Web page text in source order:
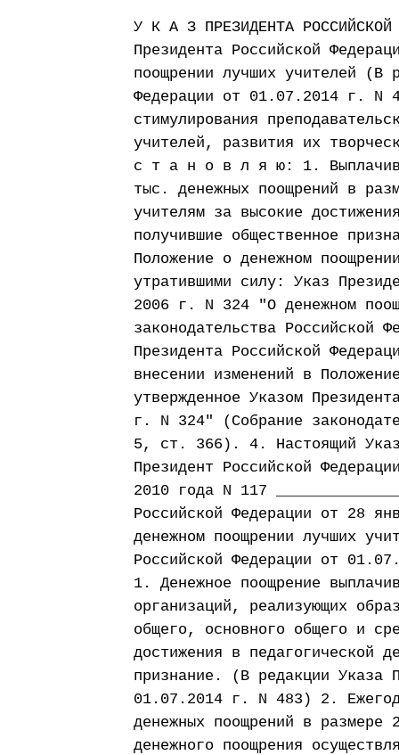
У К А З ПРЕЗИДЕНТА
Президента Российской
поощрении лучших учителей (В
Федерации от 01.07.2014 г.
стимулирования
учителей, развития их
с т а н о в л я ю: 1.
тыс. денежных поощрений в
учителям за высокие
получившие общественное
Положение о денежном
утратившими силу: Указ
2006 г. N 324 "О денежном
законодательства
Президента Российской
внесении изменений в
утвержденное Указом
г. N 324" (Собрание
5, ст. 366). 4. Настоящий
Президент Российской
2010 года N 117
Российской Федерации от 28
денежном поощрении лучших
Российской Федерации от
1. Денежное поощрение
организаций, реализующих
общего, основного общего и
достижения в педагогической
признание. (В редакции Указа
01.07.2014 г. N 483) 2.
денежных поощрений в
денежного поощрения